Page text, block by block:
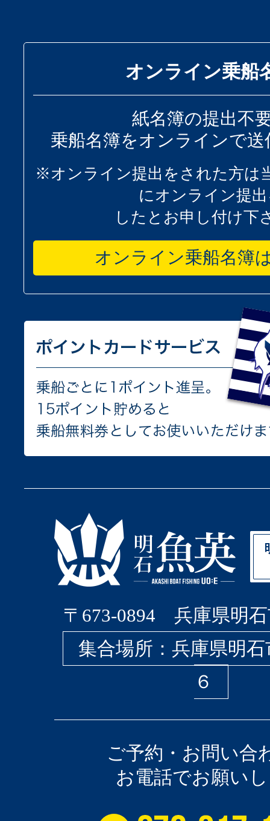
オンライン乗船
紙名簿の提出不
乗船名簿をオンラインで
※オンライン提出をされた方は
にオンライン提
したとお申し付け下
オンライン乗船名簿
〒673-0894 兵庫県明石
集合場所：兵庫県明
６
ご予約・お問い合
お電話でお願い